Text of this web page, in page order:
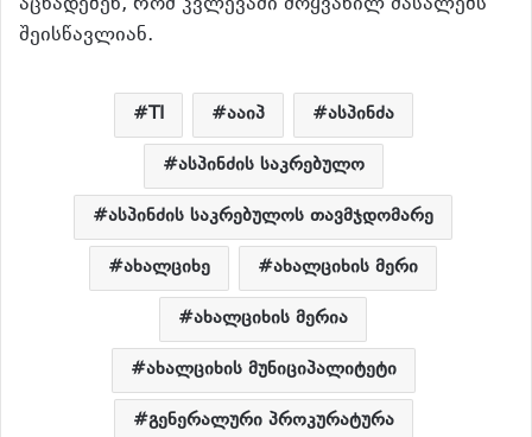
შეისწავლიან.
TI ააიპ
ასპინძა
ასპინძის საკრებულო
ასპინძის საკრებულოს თავმჯდომარე
ახალციხე
ახალციხის მერი
ახალციხის მერია
ახალციხის მუნიციპალიტეტი
გენერალური პროკურატურა